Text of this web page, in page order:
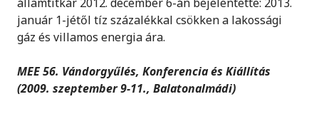
január 1-jétől tíz százalékkal csökken a lakossági
gáz és villamos energia ára.
MEE 56. Vándorgyűlés, Konferencia és Kiállítás
(2009. szeptember 9-11., Balatonalmádi)